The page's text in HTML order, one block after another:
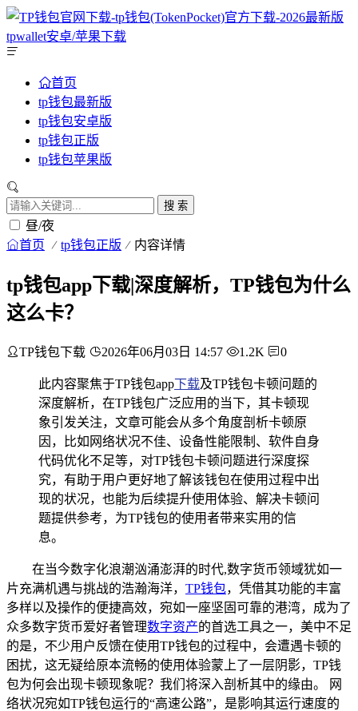
首页
tp钱包最新版
tp钱包安卓版
tp钱包正版
tp钱包苹果版
搜 索
昼/夜
首页 tp钱包正版 内容详情
tp钱包app下载|深度解析，TP钱包为什么
这么卡？
TP钱包下载 2026年06月03日 14:57 1.2K 0
此内容聚焦于TP钱包app下载及TP钱包卡顿问题的
深度解析，在TP钱包广泛应用的当下，其卡顿现
象引发关注，文章可能会从多个角度剖析卡顿原
因，比如网络状况不佳、设备性能限制、软件自身
代码优化不足等，对TP钱包卡顿问题进行深度探
究，有助于用户更好地了解该钱包在使用过程中出
现的状况，也能为后续提升使用体验、解决卡顿问
题提供参考，为TP钱包的使用者带来实用的信
息。
在当今数字化浪潮汹涌澎湃的时代,数字货币领域犹如一
片充满机遇与挑战的浩瀚海洋， TP钱包，凭借其功能的丰富
多样以及操作的便捷高效，宛如一座坚固可靠的港湾，成为了
众多数字货币爱好者管理数字资产的首选工具之一，美中不足
的是，不少用户反馈在使用TP钱包的过程中，会遭遇卡顿的
困扰，这无疑给原本流畅的使用体验蒙上了一层阴影，TP钱
包为何会出现卡顿现象呢？我们将深入剖析其中的缘由。 网
络状况宛如TP钱包运行的“高速公路”，是影响其运行速度的